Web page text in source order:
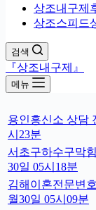
상조내구제
상조스피드
검색
『상조내구제』
메뉴
용인흥신소 상담
시23분
서초구하수구막
30일 05시18분
김해이혼전문변
월30일 05시09분